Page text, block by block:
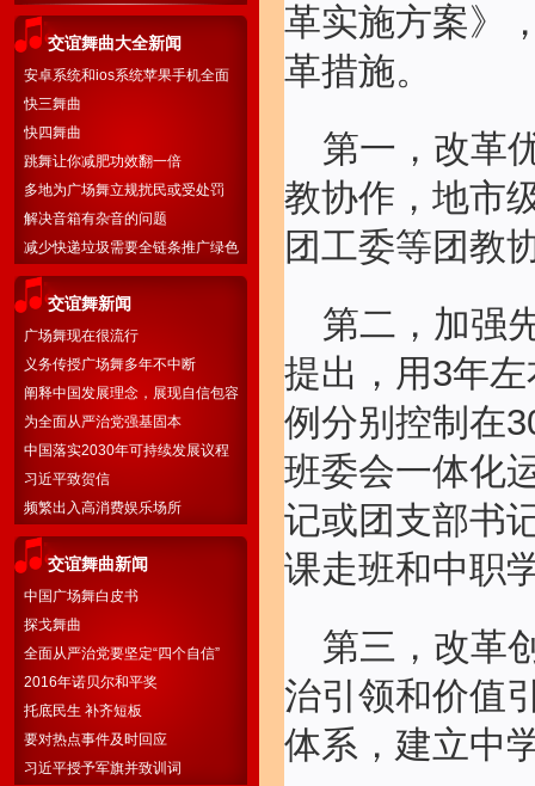
交谊舞曲大全新闻
安卓系统和ios系统苹果手机全面
开通下载
快三舞曲
快四舞曲
跳舞让你减肥功效翻一倍
多地为广场舞立规扰民或受处罚
解决音箱有杂音的问题
减少快递垃圾需要全链条推广绿色
物流
交谊舞新闻
广场舞现在很流行
义务传授广场舞多年不中断
阐释中国发展理念，展现自信包容
胸怀
为全面从严治党强基固本
中国落实2030年可持续发展议程
国别方案
习近平致贺信
频繁出入高消费娱乐场所
交谊舞曲新闻
中国广场舞白皮书
探戈舞曲
全面从严治党要坚定“四个自信”
2016年诺贝尔和平奖
托底民生 补齐短板
要对热点事件及时回应
习近平授予军旗并致训词
革实施方案》
革措施。
第一，改革
教协作，地市
团工委等团教
第二，加强
提出，用3年
例分别控制在
班委会一体化
记或团支部书
课走班和中职
第三，改革
治引领和价值
体系，建立中